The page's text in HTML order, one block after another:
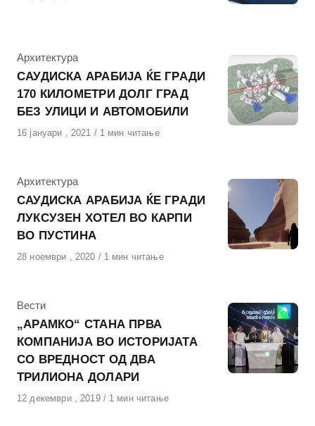
КАтегорија
Архитектура
САУДИСКА АРАБИЈА ЌЕ ГРАДИ
170 КИЛОМЕТРИ ДОЛГ ГРАД
БЕЗ УЛИЦИ И АВТОМОБИЛИ
Објавено
16 јануари , 2021 1 мин читање
КАтегорија
Архитектура
САУДИСКА АРАБИЈА ЌЕ ГРАДИ
ЛУКСУЗЕН ХОТЕЛ ВО КАРПИ
ВО ПУСТИНА
Објавено
28 ноември , 2020 1 мин читање
КАтегорија
Вести
„АРАМКО“ СТАНА ПРВА
КОМПАНИЈА ВО ИСТОРИЈАТА
СО ВРЕДНОСТ ОД ДВА
ТРИЛИОНА ДОЛАРИ
Објавено
12 декември , 2019 1 мин читање